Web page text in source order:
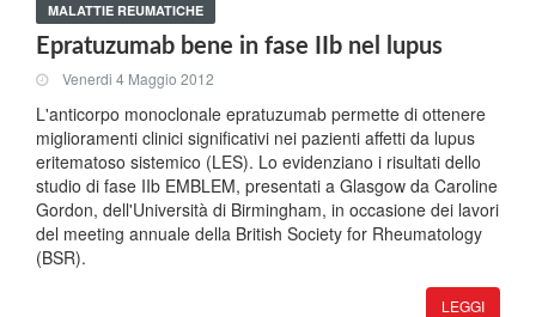
MALATTIE REUMATICHE
Epratuzumab bene in fase IIb nel lupus
Venerdi 4 Maggio 2012
L'anticorpo monoclonale epratuzumab permette di ottenere
miglioramenti clinici significativi nei pazienti affetti da lupus
eritematoso sistemico (LES). Lo evidenziano i risultati dello
studio di fase IIb EMBLEM, presentati a Glasgow da Caroline
Gordon, dell'Università di Birmingham, in occasione dei lavori
del meeting annuale della British Society for Rheumatology
(BSR).
LEGGI